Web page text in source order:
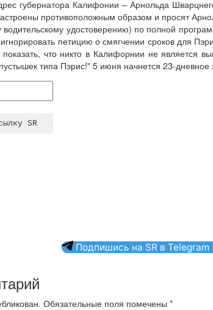
губернатора Калифонии – Арнольда
противоположным образом и просят
водительскому удостоверению) по полной
петицию о смягчении сроков для
что никто в Калифорнии не является
типа Пэрис!" 5 июня начнется 23-
Подпишись на SR в Telegram
Обязательные поля помечены *